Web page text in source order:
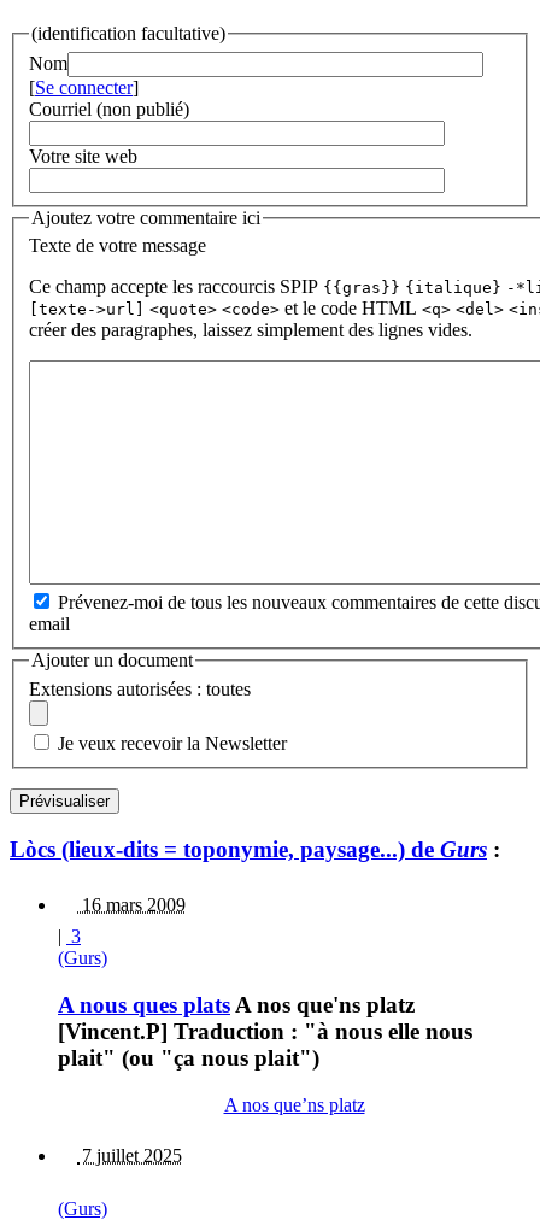
(identification facultative)
Nom
[Se connecter]
Courriel (non publié)
Votre site web
Ajoutez votre commentaire ici
Texte de votre message
Ce champ accepte les raccourcis SPIP {{gras}} {italique} -
[texte->url]
<quote> <code> et le code HTML <q> <del>
créer des paragraphes, laissez simplement des lignes vides.
Prévenez-moi de tous les nouveaux commentaires de cette
email
Ajouter un document
Extensions autorisées : toutes
Je veux recevoir la Newsletter
Lòcs (lieux-dits = toponymie, paysage...) de Gurs :
16 mars 2009
| 3
(Gurs)
A nous ques plats A nos que'ns platz
[Vincent.P] Traduction : "à nous elle nous
plait" (ou "ça nous plait")
A nos que’ns platz
7 juillet 2025
(Gurs)